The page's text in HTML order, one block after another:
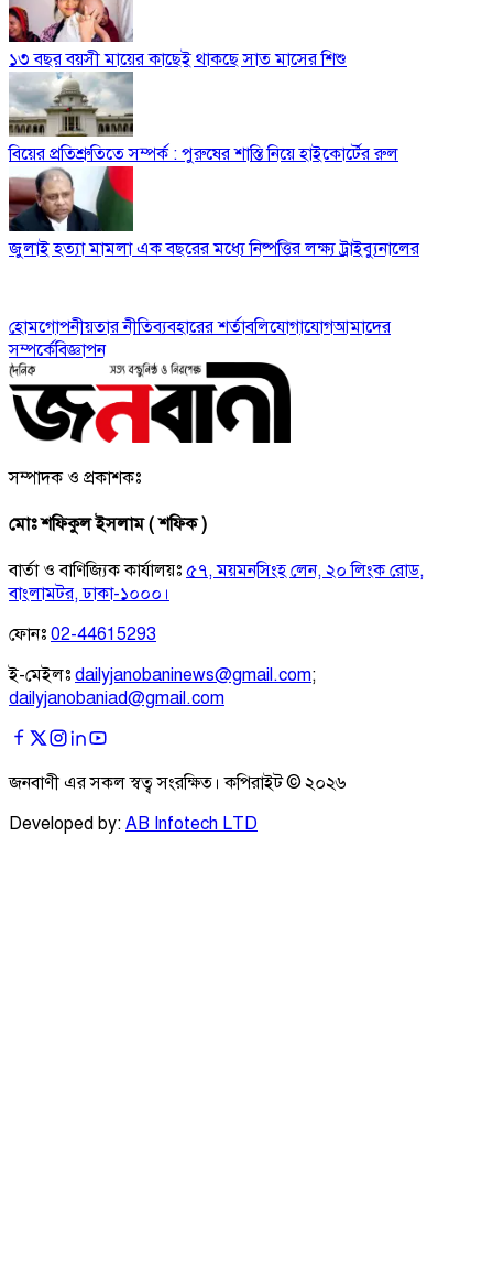
১৩ বছর বয়সী মায়ের কাছেই থাকছে সাত মাসের শিশু
বিয়ের প্রতিশ্রুতিতে সম্পর্ক : পুরুষের শাস্তি নিয়ে হাইকোর্টের রুল
জুলাই হত্যা মামলা এক বছরের মধ্যে নিষ্পত্তির লক্ষ্য ট্রাইব্যুনালের
হোমগোপনীয়তার নীতিব্যবহারের শর্তাবলিযোগাযোগআমাদের
সম্পর্কেবিজ্ঞাপন
সম্পাদক ও প্রকাশকঃ
মোঃ শফিকুল ইসলাম ( শফিক )
বার্তা ও বাণিজ্যিক কার্যালয়ঃ ৫৭, ময়মনসিংহ লেন, ২০ লিংক রোড,
বাংলামটর, ঢাকা-১০০০।
ফোনঃ 02-44615293
ই-মেইলঃ dailyjanobaninews@gmail.com;
dailyjanobaniad@gmail.com
জনবাণী এর সকল স্বত্ব সংরক্ষিত। কপিরাইট © ২০২৬
Developed by: AB Infotech LTD